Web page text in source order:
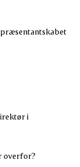
i
overfor?